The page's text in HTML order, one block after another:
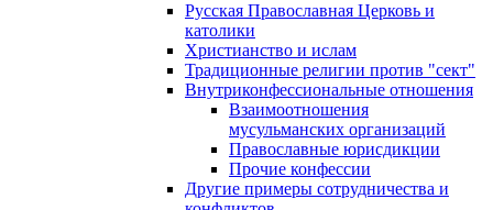
Русская Православная Церковь и
католики
Христианство и ислам
Традиционные религии против "сект"
Внутриконфессиональные отношения
Взаимоотношения
мусульманских организаций
Православные юрисдикции
Прочие конфессии
Другие примеры сотрудничества и